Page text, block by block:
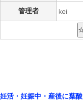
管理者 kei
妊活・妊娠中・産後に葉酸